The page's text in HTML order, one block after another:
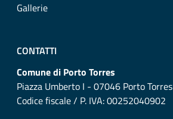
Gallerie
CONTATTI
Comune di Porto Torres
Piazza Umberto I - 07046 Porto Torres
Codice fiscale / P. IVA: 00252040902